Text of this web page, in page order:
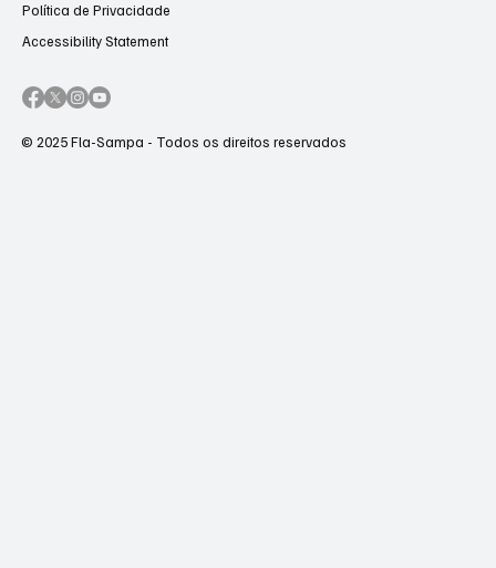
Política de Privacidade
Accessibility Statement
© 2025 Fla-Sampa - Todos os direitos reservados